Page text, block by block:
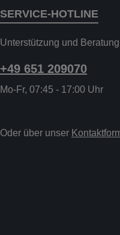
SERVICE-HOTLINE
Unterstützung und
+49 651 209070
Mo-Fr, 07:45 - 17:00 Uhr
Oder über unser